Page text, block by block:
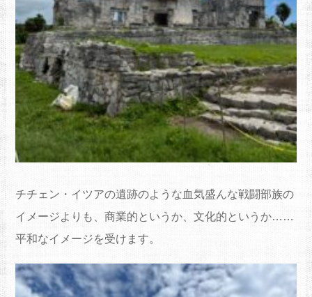
チチェン・イツアの遺跡のような血気盛んな戦闘部族の
イメージよりも、商業的というか、文化的というか……
平和なイメージを受けます。